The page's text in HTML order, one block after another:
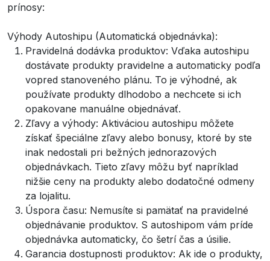
prínosy:
Výhody Autoshipu (Automatická objednávka):
Pravidelná dodávka produktov: Vďaka autoshipu
dostávate produkty pravidelne a automaticky podľa
vopred stanoveného plánu. To je výhodné, ak
používate produkty dlhodobo a nechcete si ich
opakovane manuálne objednávať.
Zľavy a výhody: Aktiváciou autoshipu môžete
získať špeciálne zľavy alebo bonusy, ktoré by ste
inak nedostali pri bežných jednorazových
objednávkach. Tieto zľavy môžu byť napríklad
nižšie ceny na produkty alebo dodatočné odmeny
za lojalitu.
Úspora času: Nemusíte si pamätať na pravidelné
objednávanie produktov. S autoshipom vám príde
objednávka automaticky, čo šetrí čas a úsilie.
Garancia dostupnosti produktov: Ak ide o produkty,